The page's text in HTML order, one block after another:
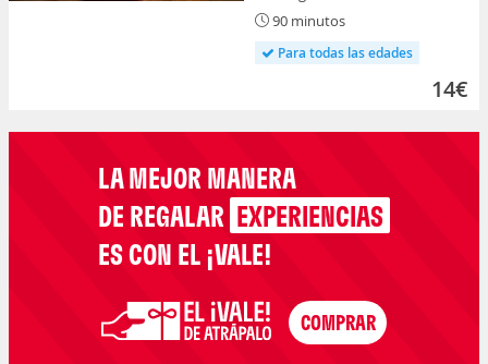
90 minutos
Para todas las edades
14€
LA MEJOR MANERA
DE REGALAR EXPERIENCIAS
ES CON EL ¡VALE!